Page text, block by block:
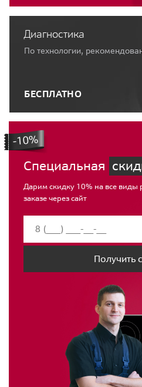
Диагностика
По технологии,
БЕСПЛАТНО
Специальная
Дарим скидку 10% на все виды
заказе через сайт
Получить